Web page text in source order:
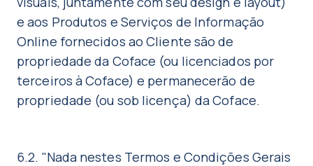
e aos Produtos e Serviços de Informação
Online fornecidos ao Cliente são de
propriedade da Coface (ou licenciados por
terceiros à Coface) e permanecerão de
propriedade (ou sob licença) da Coface.
6.2. "Nada nestes Termos e Condições Gerais